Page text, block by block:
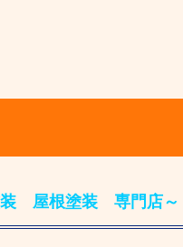
装 屋根塗装 専門店～